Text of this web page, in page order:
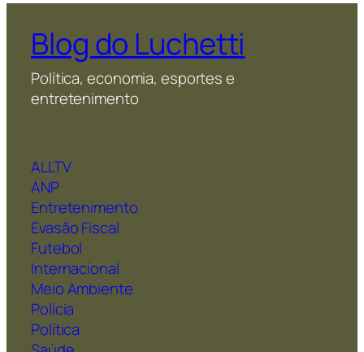
Blog do Luchetti
Política, economia, esportes e
entretenimento
ALLTV
ANP
Entretenimento
Evasão Fiscal
Futebol
Internacional
Meio Ambiente
Polícia
Política